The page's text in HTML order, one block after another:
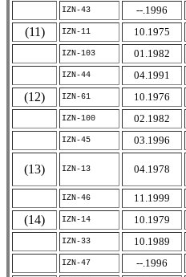
IZN-43 --.1996
(11)
IZN-11 10.1975
IZN-103 01.1982
IZN-44 04.1991
(12)
IZN-61 10.1976
IZN-100 02.1982
IZN-45 03.1996
(13) IZN-13 04.1978
IZN-46 11.1999
(14)
IZN-14 10.1979
IZN-33 10.1989
IZN-47 --.1996